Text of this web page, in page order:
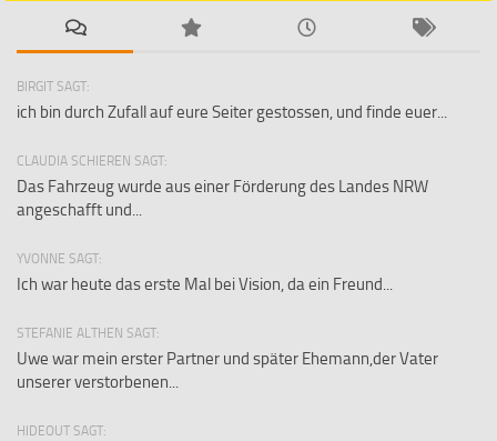
BIRGIT SAGT:
ich bin durch Zufall auf eure Seiter gestossen, und finde euer...
CLAUDIA SCHIEREN SAGT:
Das Fahrzeug wurde aus einer Förderung des Landes NRW
angeschafft und...
YVONNE SAGT:
Ich war heute das erste Mal bei Vision, da ein Freund...
STEFANIE ALTHEN SAGT:
Uwe war mein erster Partner und später Ehemann,der Vater
unserer verstorbenen...
HIDEOUT SAGT: